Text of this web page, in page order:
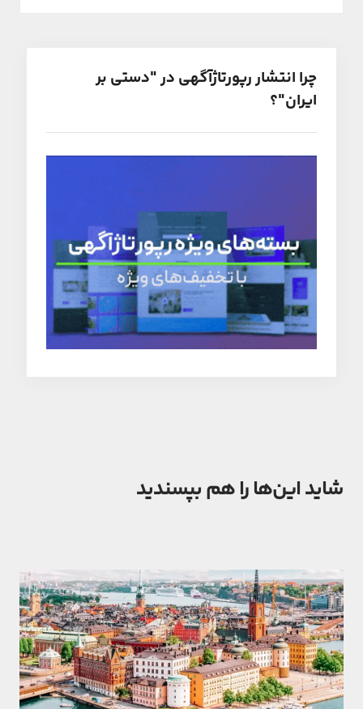
چرا انتشار رپورتاژآگهی در "دستی بر
ایران"؟
شاید این‌ها را هم بپسندید